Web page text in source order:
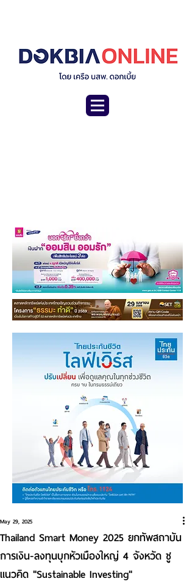
Thailand Smart Money 2025 ยกทัพสถาบัน
การเงิน-ลงทุนบุกหัวเมืองใหญ่ 4 จังหวัด ชู
แนวคิด "Sustainable Investing"
May 29, 2025